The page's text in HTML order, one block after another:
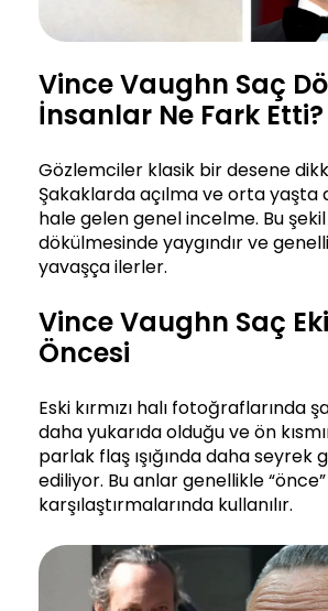
Vince Vaughn Saç
İnsanlar Ne Fark Etti?
Gözlemciler klasik bir desene
Şakaklarda açılma ve orta yaşta
hale gelen genel incelme. Bu
dökülmesinde yaygındır ve
yavaşça ilerler.
Vince Vaughn Saç
Öncesi
Eski kırmızı halı fotoğraflarında
daha yukarıda olduğu ve ön
parlak flaş ışığında daha seyrek
ediliyor. Bu anlar genellikle “önce”
karşılaştırmalarında kullanılır.